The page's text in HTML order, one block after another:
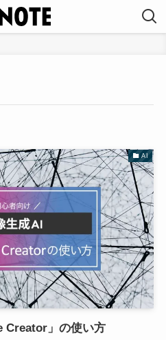
AI
Creator」の使い方